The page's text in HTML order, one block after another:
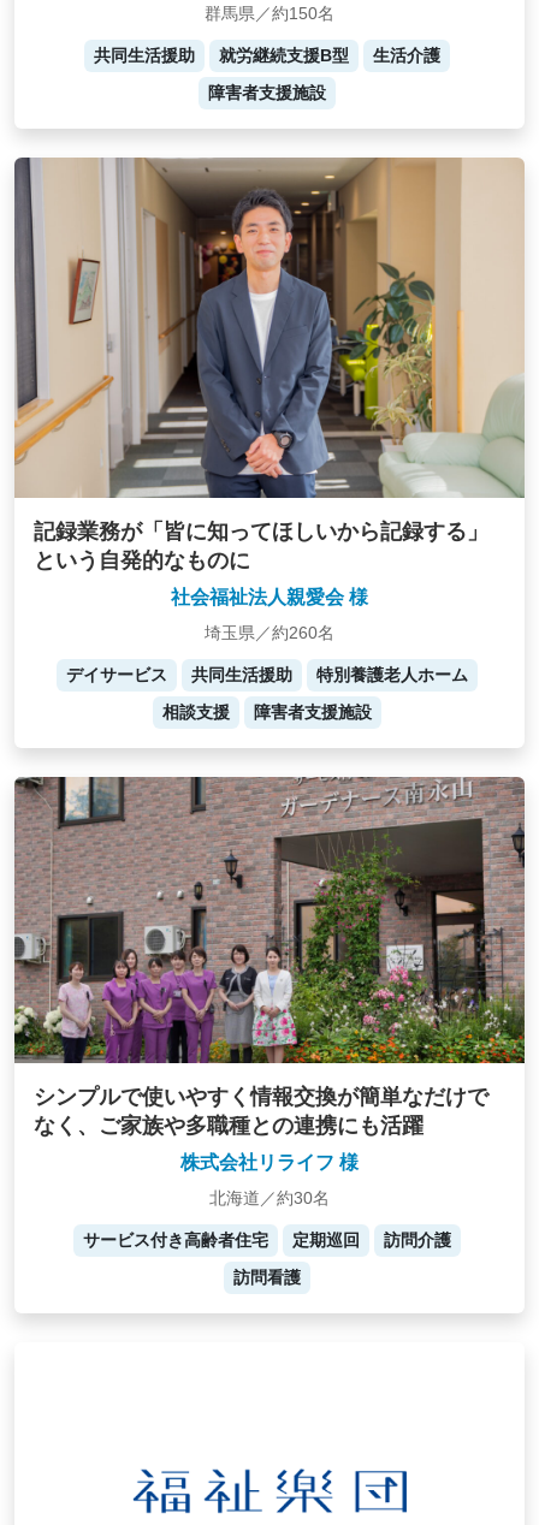
群馬県／約150名
共同生活援助 就労継続支援B型
生活介護
障害者支援施設
記録業務が「皆に知ってほしいから記録する」
という自発的なものに
社会福祉法人親愛会 様
埼玉県／約260名
デイサービス 共同生活援助
特別養護老人ホーム
相談支援
障害者支援施設
シンプルで使いやすく情報交換が簡単なだけで
なく、ご家族や多職種との連携にも活躍
株式会社リライフ 様
北海道／約30名
サービス付き高齢者住宅 定期巡回
訪問介護
訪問看護